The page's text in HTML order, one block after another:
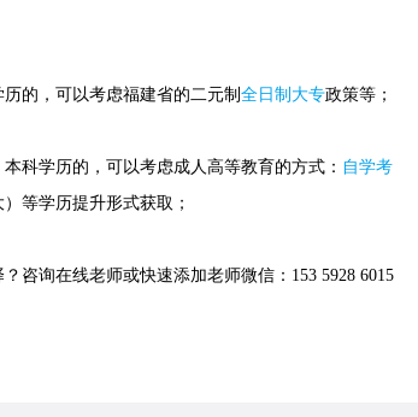
的，可以考虑福建省的二元制 全日制大专政策等；
学历的，可以考虑成人高等教育的方式： 自学考
等学历提升形式获取；
？咨询在线老师或快速添加老师微信：153 5928 6015